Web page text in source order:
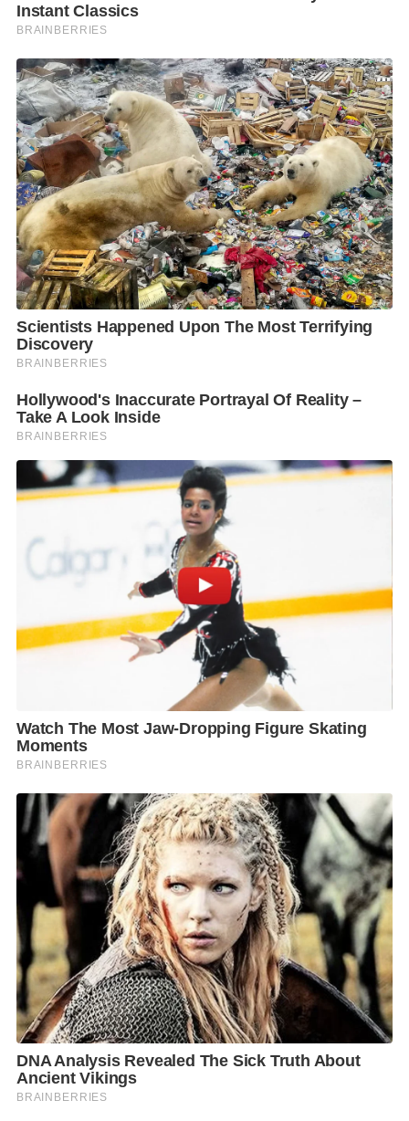
หน่วยงานรัฐ เอกชน องค์กรระหว่างประเทศเข้าร่วม ซึ่ง
ผู้นำด้านการบินต่อบทบาทของการบินพลเรือนในการ
สร้างความเชื่อมโยงเพื่อการพัฒนาเศรษฐกิจของโลก โดย
การนำมาตรฐานและแนวปฏิบัติขององค์การการบิน
พลเรือนระหว่างประเทศ หรือ ICAO มาใช้เพื่อขับเคลื่อน
การฟื้นฟูภาคการบิน เป็นมิตรต่อสิ่งแวดล้อม และมีความ
คุ้มค่าทางเศรษฐกิจ โดยคำนึงถึงมาตรการด้าน
สาธารณสุข
ตลอดจนการสนับสนุนการนำนวัตกรรมและเทคโนโลยี
ใหม่ๆ มาใช้เพื่อพัฒนาภาคการบินพลเรือน ให้มีความ
ปลอดภัย รวดเร็ว มีประสิทธิภาพ และตอบสนองต่อความ
ท้าทายที่เกิดขึ้นทั่วโลก
ประชุมถึงนโยบายและแผนปฏิบัติการของประเทศไทย
ต่อการลดการปล่อยมลพิษในภาคการบิน ซึ่งเป็นการ
สนับสนุนเป้าหมายหลักของความตกลงปารีส ค.ศ.2015
ว่าด้วยการเปลี่ยนแปลงภูมิอากาศ
ทั้งนี้ ประเทศไทยมีแผนปฏิบัติการเพื่อลดการปล่อย
มลพิษในภาคการบินซึ่งยื่นต่อ ICAO แล้ว 3 ฉบับ ประกอบ
ด้วย ฉบับปี 2556, 2561 และฉบับปัจจุบัน 2564 ซึ่ง
ประกอบด้วยมาตรการที่ใช้ในการลดการปล่อยก๊าซเรือน
กระจกผ่านการดำเนินการ 4 ด้าน ได้แก่ เทคโนโลยี
อากาศยาน การพัฒนาท่าอากาศยาน การพัฒนาการ
ปฏิบัติการของอากาศยาน และมาตรการทางการตลาด